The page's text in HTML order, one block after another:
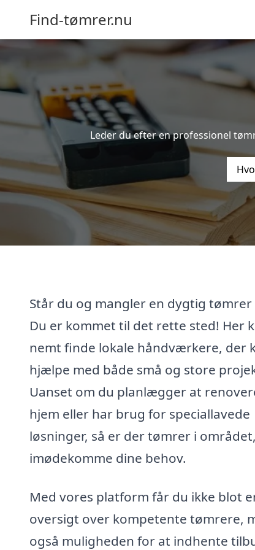
Find-tømrer.nu
Leder du efter en professionel
Står du og mangler en dygtig tømrer
Du er kommet til det rette sted! Her
nemt finde lokale håndværkere, der
hjælpe med både små og store
Uanset om du planlægger at
hjem eller har brug for speciallavede
løsninger, så er der tømrer i
imødekomme dine behov.
Med vores platform får du ikke blot
oversigt over kompetente tømrere,
også muligheden for at indhente